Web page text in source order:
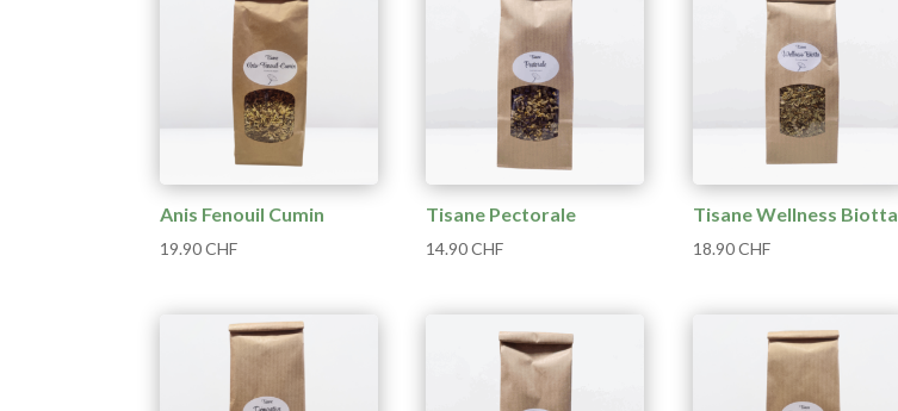
Anis Fenouil Cumin
19.90CHF
Tisane Pectorale
14.90CHF
Tisane Wellness Biotta
18.90CHF